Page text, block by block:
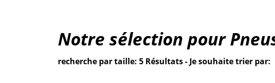
Notre sélection pour
recherche par taille: 5 Résultats - Je souhaite trier par: